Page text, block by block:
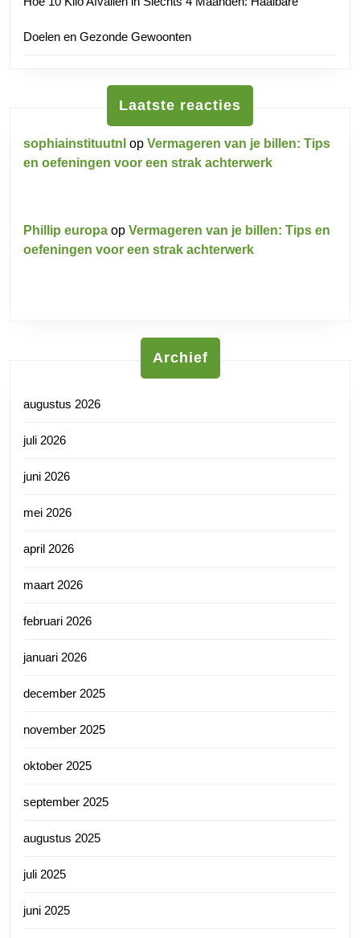
Doelen en Gezonde Gewoonten
Laatste reacties
sophiainstituutnl op Vermageren van je billen: Tips
en oefeningen voor een strak achterwerk
Phillip europa op Vermageren van je billen: Tips en
oefeningen voor een strak achterwerk
Archief
augustus 2026
juli 2026
juni 2026
mei 2026
april 2026
maart 2026
februari 2026
januari 2026
december 2025
november 2025
oktober 2025
september 2025
augustus 2025
juli 2025
juni 2025